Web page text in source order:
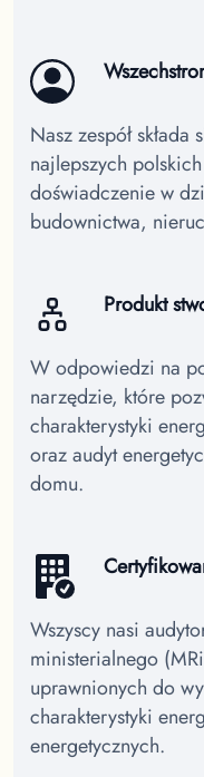
Nasz zespół
najlepszych
doświadczenie w
budownictwa,
Produkt
W odpowiedzi na
narzędzie, które
charakterystyki
oraz audyt
domu.
Wszyscy nasi
ministerialnego
uprawnionych do
charakterystyki
energetycznych.